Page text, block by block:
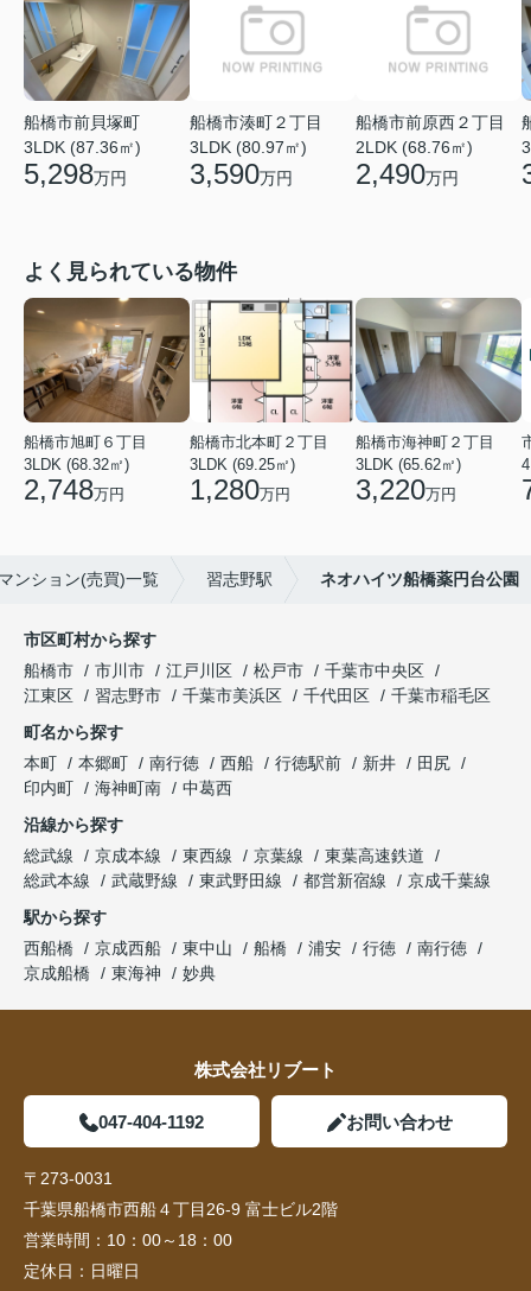
船橋市前貝塚町
3LDK (87.36㎡)
5,298万円
船橋市湊町２丁目
3LDK (80.97㎡)
3,590万円
船橋市前原西２丁目
2LDK (68.76㎡)
2,490万円
よく見られている物件
船橋市旭町６丁目
3LDK (68.32㎡)
2,748万円
船橋市北本町２丁目
3LDK (69.25㎡)
1,280万円
船橋市海神町２丁目
3LDK (65.62㎡)
3,220万円
ンション(売買)一覧 習志野駅 ネオハイツ船橋薬円台公園
市区町村から探す
船橋市
市川市 江戸川区 松戸市
千葉市中央区
江東区
習志野市 千葉市美浜区 千代田区
千葉市稲毛区
町名から探す
本町
本郷町 南行徳 西船 行徳駅前 新井
田尻
印内町
海神町南
中葛西
沿線から探す
総武線
京成本線 東西線 京葉線
東葉高速鉄道
総武本線
武蔵野線 東武野田線 都営新宿線
京成千葉線
駅から探す
西船橋
京成西船 東中山 船橋 浦安 行徳
南行徳
京成船橋
東海神 妙典
株式会社リブート
047-404-1192 お問い合わせ
〒273-0031
千葉県船橋市西船４丁目26-9 富士ビル2階
営業時間： 10：00～18：00
定休日： 日曜日